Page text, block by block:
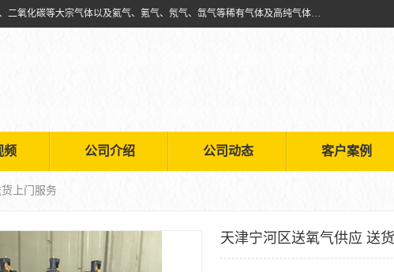
天津市利信工业气体经销部主要经营销售供应氧气、乙炔气、氩气、氮气、二氧化碳等大宗气体以及氦气、氪气、氖气、氙气等稀有气体及高纯气体的配送租赁
频 公司介绍 公司动态 客户案例
上门服务
天津宁河区送氧气供应 送